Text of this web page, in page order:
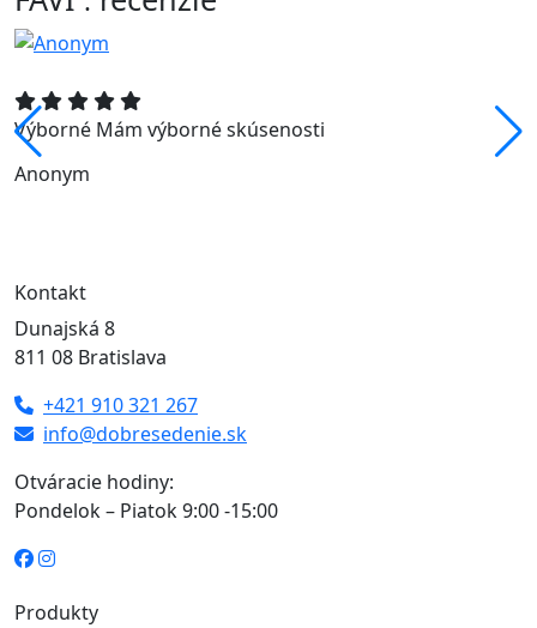
Výborné Mám výborné skúsenosti
Anonym
Kontakt
Dunajská 8
811 08 Bratislava
+421 910 321 267
info@dobresedenie.sk
Otváracie hodiny:
Pondelok – Piatok 9:00 -15:00
Produkty